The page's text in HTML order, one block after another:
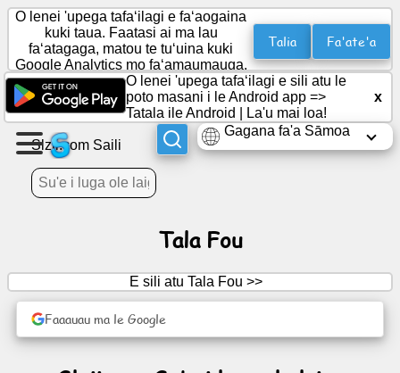
Fausia
se
itulau
Fausia
vaega
Fuafuaga
O lenei 'upega tafaʻilagi e faʻaogaina
kuki taua. Faatasi ai ma lau
faʻatagaga, matou te tuʻuina kuki
Google Analytics mo faʻamaumauga.
Talia Fa'ate'a
O lenei 'upega tafaʻilagi e sili atu le
poto masani i le Android app =>
Tatala ile Android
La'u mai loa!
x
Gagana fa'a Sāmoa
Slzii.com Saili
Tala Fou
E sili atu Tala Fou >>
Faaauau ma le Google